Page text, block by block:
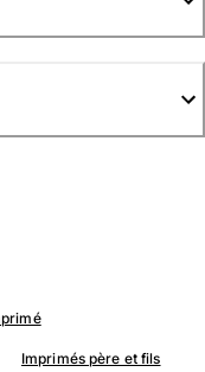
Imprimés père et fils